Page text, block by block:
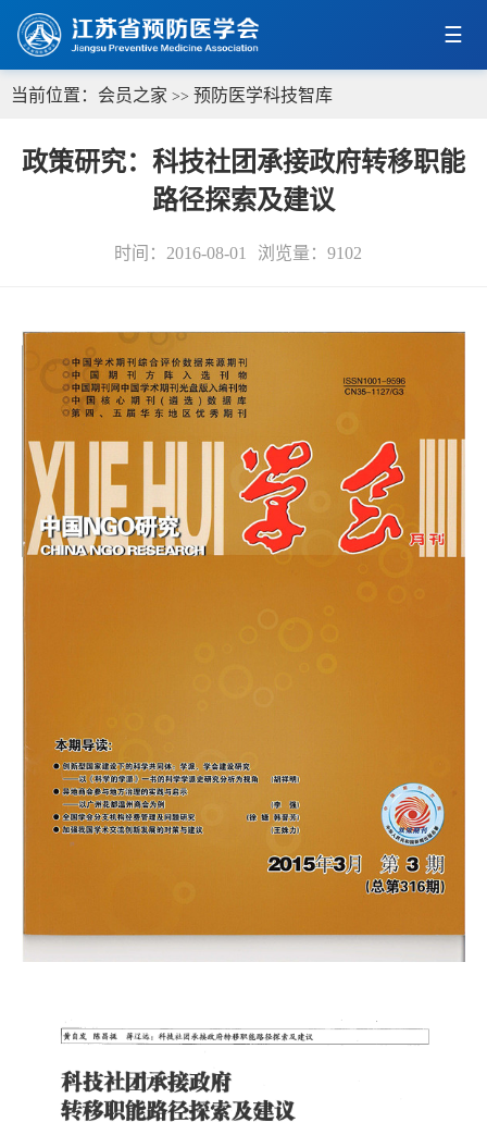
当前位置： 会员之家 >> 预防医学科技智库
政策研究：科技社团承接政府转移职能
路径探索及建议
时间：2016-08-01 浏览量： 9102